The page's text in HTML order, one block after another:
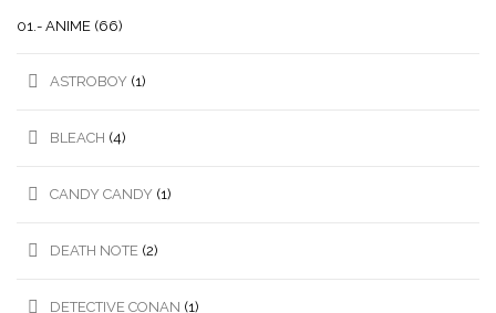
01.- ANIME (66)
ASTROBOY (1)
BLEACH (4)
CANDY CANDY (1)
DEATH NOTE (2)
DETECTIVE CONAN (1)